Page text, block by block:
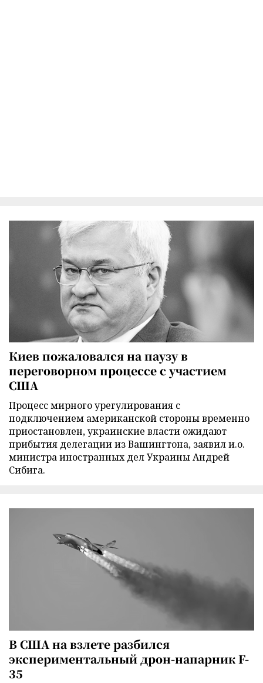
Киев пожаловался на паузу в
переговорном процессе с участием
США
Процесс мирного урегулирования с
подключением американской стороны временно
приостановлен, украинские власти ожидают
прибытия делегации из Вашингтона, заявил и.о.
министра иностранных дел Украины Андрей
Сибига.
В США на взлете разбился
экспериментальный дрон-напарник F-
35